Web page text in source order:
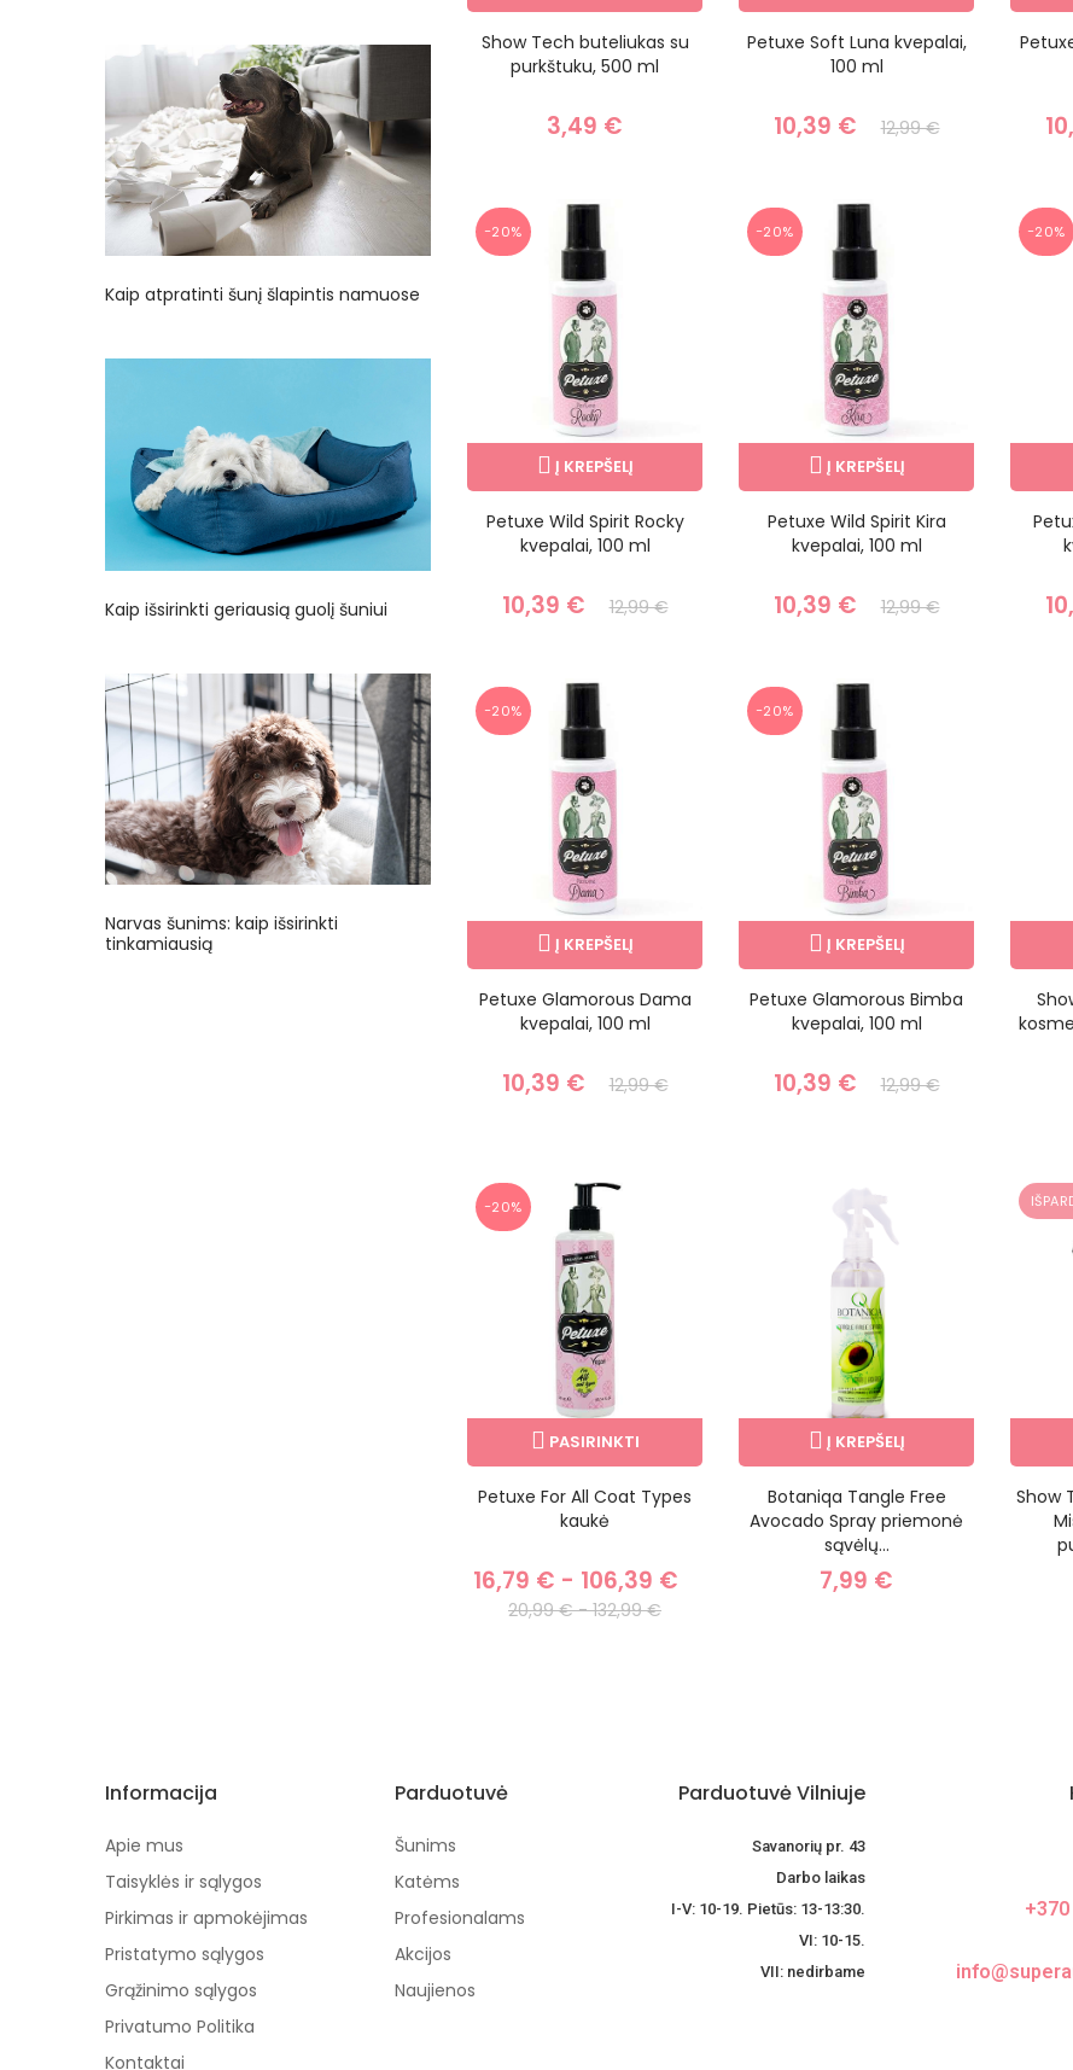
Show Tech buteliukas su
purkštuku, 500 ml
3,49 €
Petuxe Soft Luna kvepalai,
100 ml
10,39 € 12,99 €
−20%
Į KREPŠELĮ
Petuxe Wild Spirit Rocky
kvepalai, 100 ml
10,39 € 12,99 €
−20%
Į KREPŠELĮ
Petuxe Wild Spirit Kira
kvepalai, 100 ml
10,39 € 12,99 €
−20%
−20%
Į KREPŠELĮ
Petuxe Glamorous Dama
kvepalai, 100 ml
10,39 € 12,99 €
−20%
Į KREPŠELĮ
Petuxe Glamorous Bimba
kvepalai, 100 ml
10,39 € 12,99 €
−20%
PASIRINKTI
Petuxe For All Coat Types
kaukė
16,79 € - 106,39 €
20,99 € - 132,99 €
Į KREPŠELĮ
Botaniqa Tangle Free
Avocado Spray priemonė
sąvėlų...
7,99 €
Show
Kaip atpratinti šunį šlapintis namuose
Kaip išsirinkti geriausią guolį šuniui
Narvas šunims: kaip išsirinkti
tinkamiausią
Informacija
Apie mus
Taisyklės ir sąlygos
Pirkimas ir apmokėjimas
Pristatymo sąlygos
Grąžinimo sąlygos
Privatumo Politika
Kontaktai
Parduotuvė
Šunims
Katėms
Profesionalams
Akcijos
Naujienos
Parduotuvė Vilniuje
Savanorių pr. 43
Darbo laikas
I-V: 10-19. Pietūs: 13-13:30.
VI: 10-15.
VII: nedirbame